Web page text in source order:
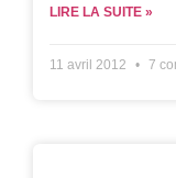
LIRE LA SUITE »
11 avril 2012 7